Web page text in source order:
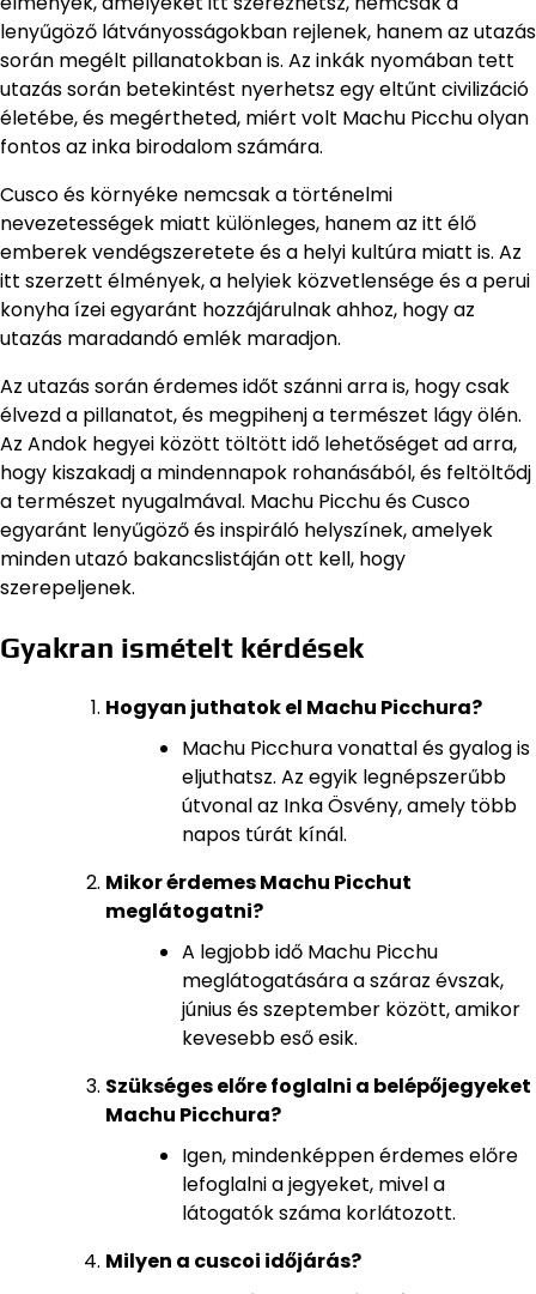
lenyűgöző látványosságokban rejlenek, hanem az utazás
során megélt pillanatokban is. Az inkák nyomában tett
utazás során betekintést nyerhetsz egy eltűnt civilizáció
életébe, és megértheted, miért volt Machu Picchu olyan
fontos az inka birodalom számára.
Cusco és környéke nemcsak a történelmi
nevezetességek miatt különleges, hanem az itt élő
emberek vendégszeretete és a helyi kultúra miatt is. Az
itt szerzett élmények, a helyiek közvetlensége és a perui
konyha ízei egyaránt hozzájárulnak ahhoz, hogy az
utazás maradandó emlék maradjon.
Az utazás során érdemes időt szánni arra is, hogy csak
élvezd a pillanatot, és megpihenj a természet lágy ölén.
Az Andok hegyei között töltött idő lehetőséget ad arra,
hogy kiszakadj a mindennapok rohanásából, és feltöltődj
a természet nyugalmával. Machu Picchu és Cusco
egyaránt lenyűgöző és inspiráló helyszínek, amelyek
minden utazó bakancslistáján ott kell, hogy
szerepeljenek.
Gyakran ismételt kérdések
Hogyan juthatok el Machu Picchura?
Machu Picchura vonattal és gyalog is
eljuthatsz. Az egyik legnépszerűbb
útvonal az Inka Ösvény, amely több
napos túrát kínál.
Mikor érdemes Machu Picchut
meglátogatni?
A legjobb idő Machu Picchu
meglátogatására a száraz évszak,
június és szeptember között, amikor
kevesebb eső esik.
Szükséges előre foglalni a belépőjegyeket
Machu Picchura?
Igen, mindenképpen érdemes előre
lefoglalni a jegyeket, mivel a
látogatók száma korlátozott.
Milyen a cuscoi időjárás?